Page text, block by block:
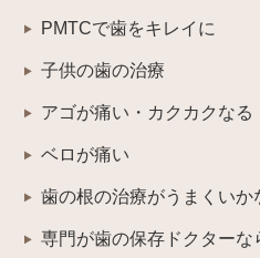
PMTCで歯をキレイに
子供の歯の治療
アゴが痛い・カクカクなる
ベロが痛い
歯の根の治療がうまくいか
専門が歯の保存ドクターな